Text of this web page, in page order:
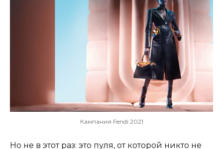
Кампания Fendi 2021
Но не в этот раз: это пуля, от которой никто не